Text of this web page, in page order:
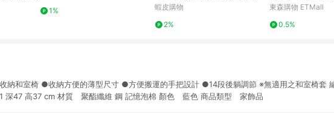
1%
美術寫生多功能超輕 特惠 ABEA
蝦皮購物
2%
椅子
東森購物 ETMall
0.5%
納和室椅 ●收納方便的薄型尺寸 ●方便搬運的手把設計 ●14段後躺調節 ※無適用之和室椅套
深47 高37 cm 材質 聚酯纖維 鋼 記憶泡棉 顏色 藍色 商品類型 家飾品